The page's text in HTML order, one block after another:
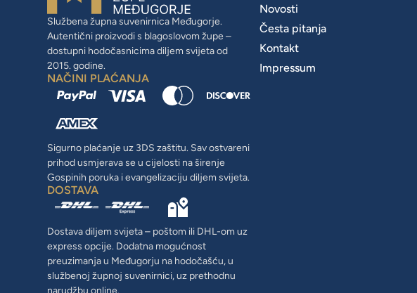
Službena župna suvenirnica Međugorje.
Autentični proizvodi s blagoslovom župe –
dostupni hodočasnicima diljem svijeta od
2015. godine.
NAČINI PLAĆANJA
Sigurno plaćanje uz 3DS zaštitu. Sav ostvareni
prihod usmjerava se u cijelosti na širenje
Gospinih poruka i evangelizaciju diljem svijeta.
DOSTAVA
Dostava diljem svijeta – poštom ili DHL-om uz
express opcije. Dodatna mogućnost
preuzimanja u Međugorju na hodočašću, u
službenoj župnoj suvenirnici, uz prethodnu
narudžbu online.
Novosti
Česta pitanja
Kontakt
Impressum